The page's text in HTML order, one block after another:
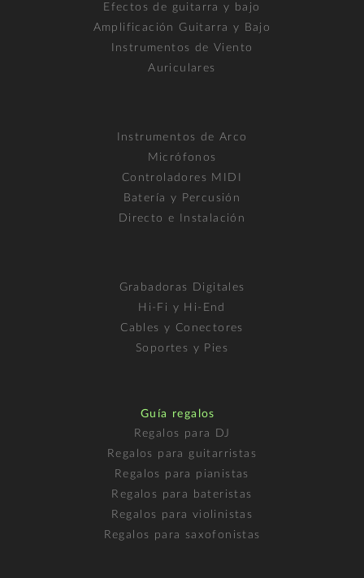
Efectos de guitarra y bajo
Amplificación Guitarra y Bajo
Instrumentos de Viento
Auriculares
Instrumentos de Arco
Micrófonos
Controladores MIDI
Batería y Percusión
Directo e Instalación
Grabadoras Digitales
Hi-Fi y Hi-End
Cables y Conectores
Soportes y Pies
Guía regalos
Regalos para DJ
Regalos para guitarristas
Regalos para pianistas
Regalos para bateristas
Regalos para violinistas
Regalos para saxofonistas